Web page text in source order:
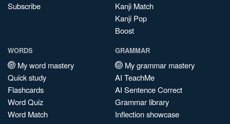
Subscribe
Kanji Match
Kanji Pop
Boost
WORDS
My word mastery
Quick study
Flashcards
Word Quiz
Word Match
GRAMMAR
My grammar mastery
AI TeachMe
AI Sentence Correct
Grammar library
Inflection showcase